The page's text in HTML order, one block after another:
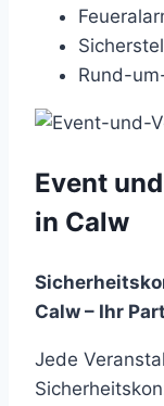
Rund-
Event
in Calw
Calw – Ihr
Jede